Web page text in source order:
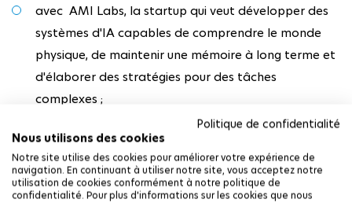
Politique de confidentialité
Nous utilisons des cookies
Notre site utilise des cookies pour améliorer votre expérience de
navigation. En continuant à utiliser notre site, vous acceptez notre
utilisation de cookies conformément à notre politique de
confidentialité. Pour plus d'informations sur les cookies que nous
avec AMI Labs, la startup qui veut développer des
systèmes d'IA capables de comprendre le monde
physique, de maintenir une mémoire à long terme et
d'élaborer des stratégies pour des tâches
complexes ;
avec Danone, via IP Paris Connexion, le programme
partenarial qui renforce les liens entre l’Institut et
les grands groupes engagés dans les